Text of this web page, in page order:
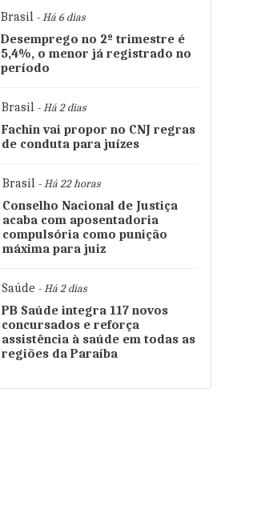
Brasil - Há 6 dias
Desemprego no 2º trimestre é
5,4%, o menor já registrado no
período
Brasil - Há 2 dias
Fachin vai propor no CNJ regras
de conduta para juízes
Brasil - Há 22 horas
Conselho Nacional de Justiça
acaba com aposentadoria
compulsória como punição
máxima para juiz
Saúde - Há 2 dias
PB Saúde integra 117 novos
concursados e reforça
assistência à saúde em todas as
regiões da Paraíba